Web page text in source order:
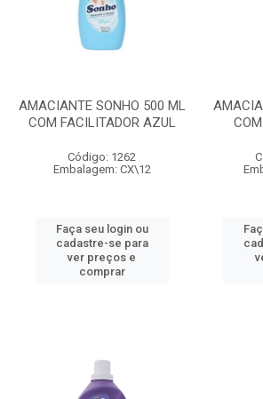
AMACIANTE SONHO 500 ML
COM FACILITADOR AZUL
Código: 1262
Embalagem: CX\12
Faça seu login ou
cadastre-se para
ver preços e
comprar